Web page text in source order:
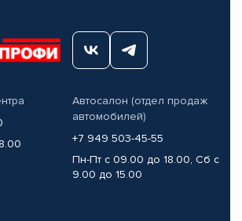
Автосалон (отдел продаж
автомобилей)
+7 949 503-45-55
Пн-Пт с 09.00 до 18.00, Сб с
9.00 до 15.00